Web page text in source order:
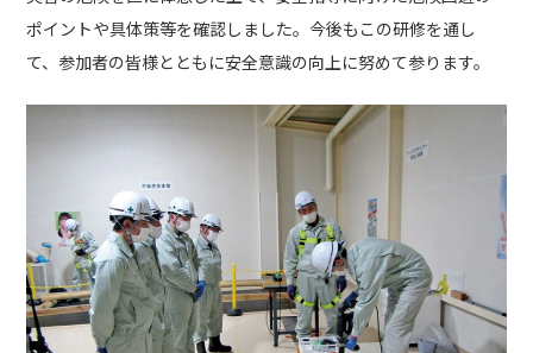
ポイントや具体策等を確認しました。今後もこの研修を通し
て、参加者の皆様とともに安全意識の向上に努めて参ります。